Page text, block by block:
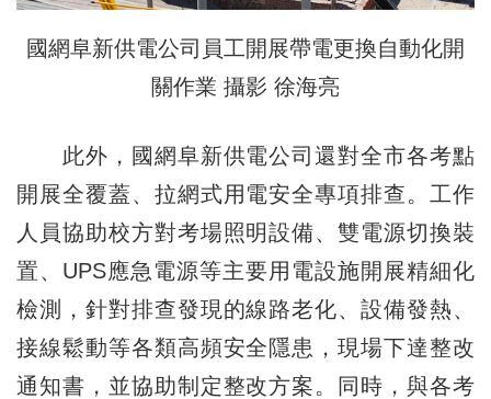
國網阜新供電公司員工開展帶電更換自動化開
關作業 攝影 徐海亮
此外，國網阜新供電公司還對全市各考點
開展全覆蓋、拉網式用電安全專項排查。工作
人員協助校方對考場照明設備、雙電源切換裝
置、UPS應急電源等主要用電設施開展精細化
檢測，針對排查發現的線路老化、設備發熱、
接線鬆動等各類高頻安全隱患，現場下達整改
通知書，並協助制定整改方案。同時，與各考